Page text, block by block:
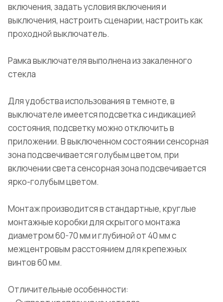
включения, задать условия включения и
выключения, настроить сценарии, настроить как
проходной выключатель.
Рамка выключателя выполнена из закаленного
стекла
Для удобства использования в темноте, в
выключателе имеется подсветка с индикацией
состояния, подсветку можно отключить в
приложении. В выключенном состоянии сенсорная
зона подсвечивается голубым цветом, при
включении света сенсорная зона подсвечивается
ярко-голубым цветом.
Монтаж производится в стандартные, круглые
монтажные коробки для скрытого монтажа
диаметром 60-70 мм и глубиной от 40 мм с
межцентровым расстоянием для крепежных
винтов 60 мм.
Отличительные особенности: